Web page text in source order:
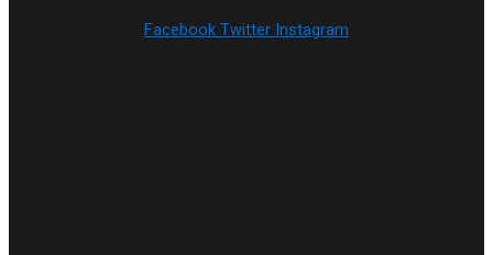
Facebook Twitter Instagram